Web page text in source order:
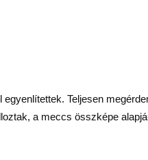
Teljesen
a meccs összképe